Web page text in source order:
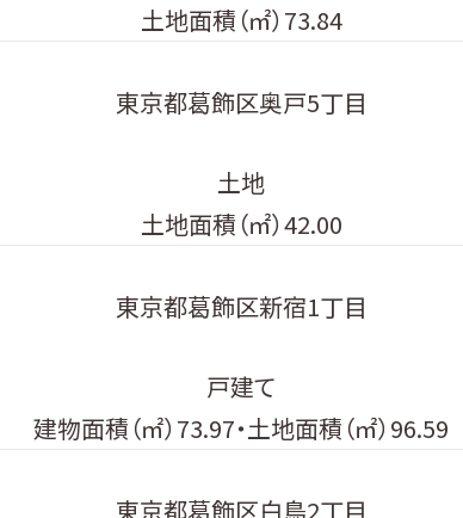
土地面積（㎡）73.84
東京都葛飾区奥戸5丁目
土地
土地面積（㎡）42.00
東京都葛飾区新宿1丁目
戸建て
建物面積（㎡）73.97・土地面積（㎡）96.59
東京都葛飾区白鳥2丁目